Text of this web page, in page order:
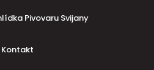
Pivovaru Svijany
Kontakt